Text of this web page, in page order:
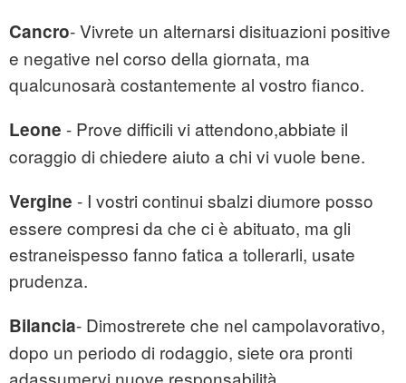
Cancro- Vivrete un alternarsi disituazioni positive
e negative nel corso della giornata, ma
qualcunosarà costantemente al vostro fianco.
Leone - Prove difficili vi attendono,abbiate il
coraggio di chiedere aiuto a chi vi vuole bene.
Vergine - I vostri continui sbalzi diumore posso
essere compresi da che ci è abituato, ma gli
estraneispesso fanno fatica a tollerarli, usate
prudenza.
Bilancia- Dimostrerete che nel campolavorativo,
dopo un periodo di rodaggio, siete ora pronti